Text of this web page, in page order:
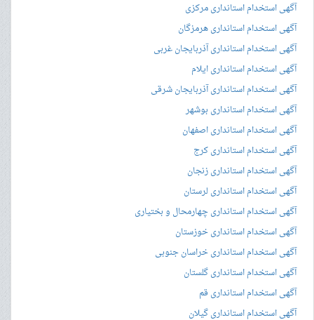
آگهی استخدام استانداری مرکزی
آگهی استخدام استانداری هرمزگان
آگهی استخدام استانداری آذربایجان غربی
آگهی استخدام استانداری ایلام
آگهی استخدام استانداری آذربایجان شرقی
آگهی استخدام استانداری بوشهر
آگهی استخدام استانداری اصفهان
آگهی استخدام استانداری کرج
آگهی استخدام استانداری زنجان
آگهی استخدام استانداری لرستان
آگهی استخدام استانداری چهارمحال و بختیاری
آگهی استخدام استانداری خوزستان
آگهی استخدام استانداری خراسان جنوبی
آگهی استخدام استانداری گلستان
آگهی استخدام استانداری قم
آگهی استخدام استانداری گیلان